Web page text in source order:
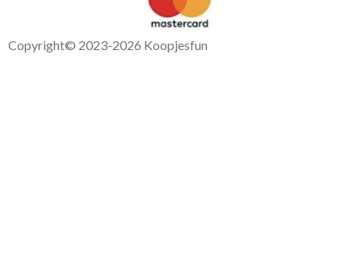
Copyright© 2023-2026 Koopjesfun